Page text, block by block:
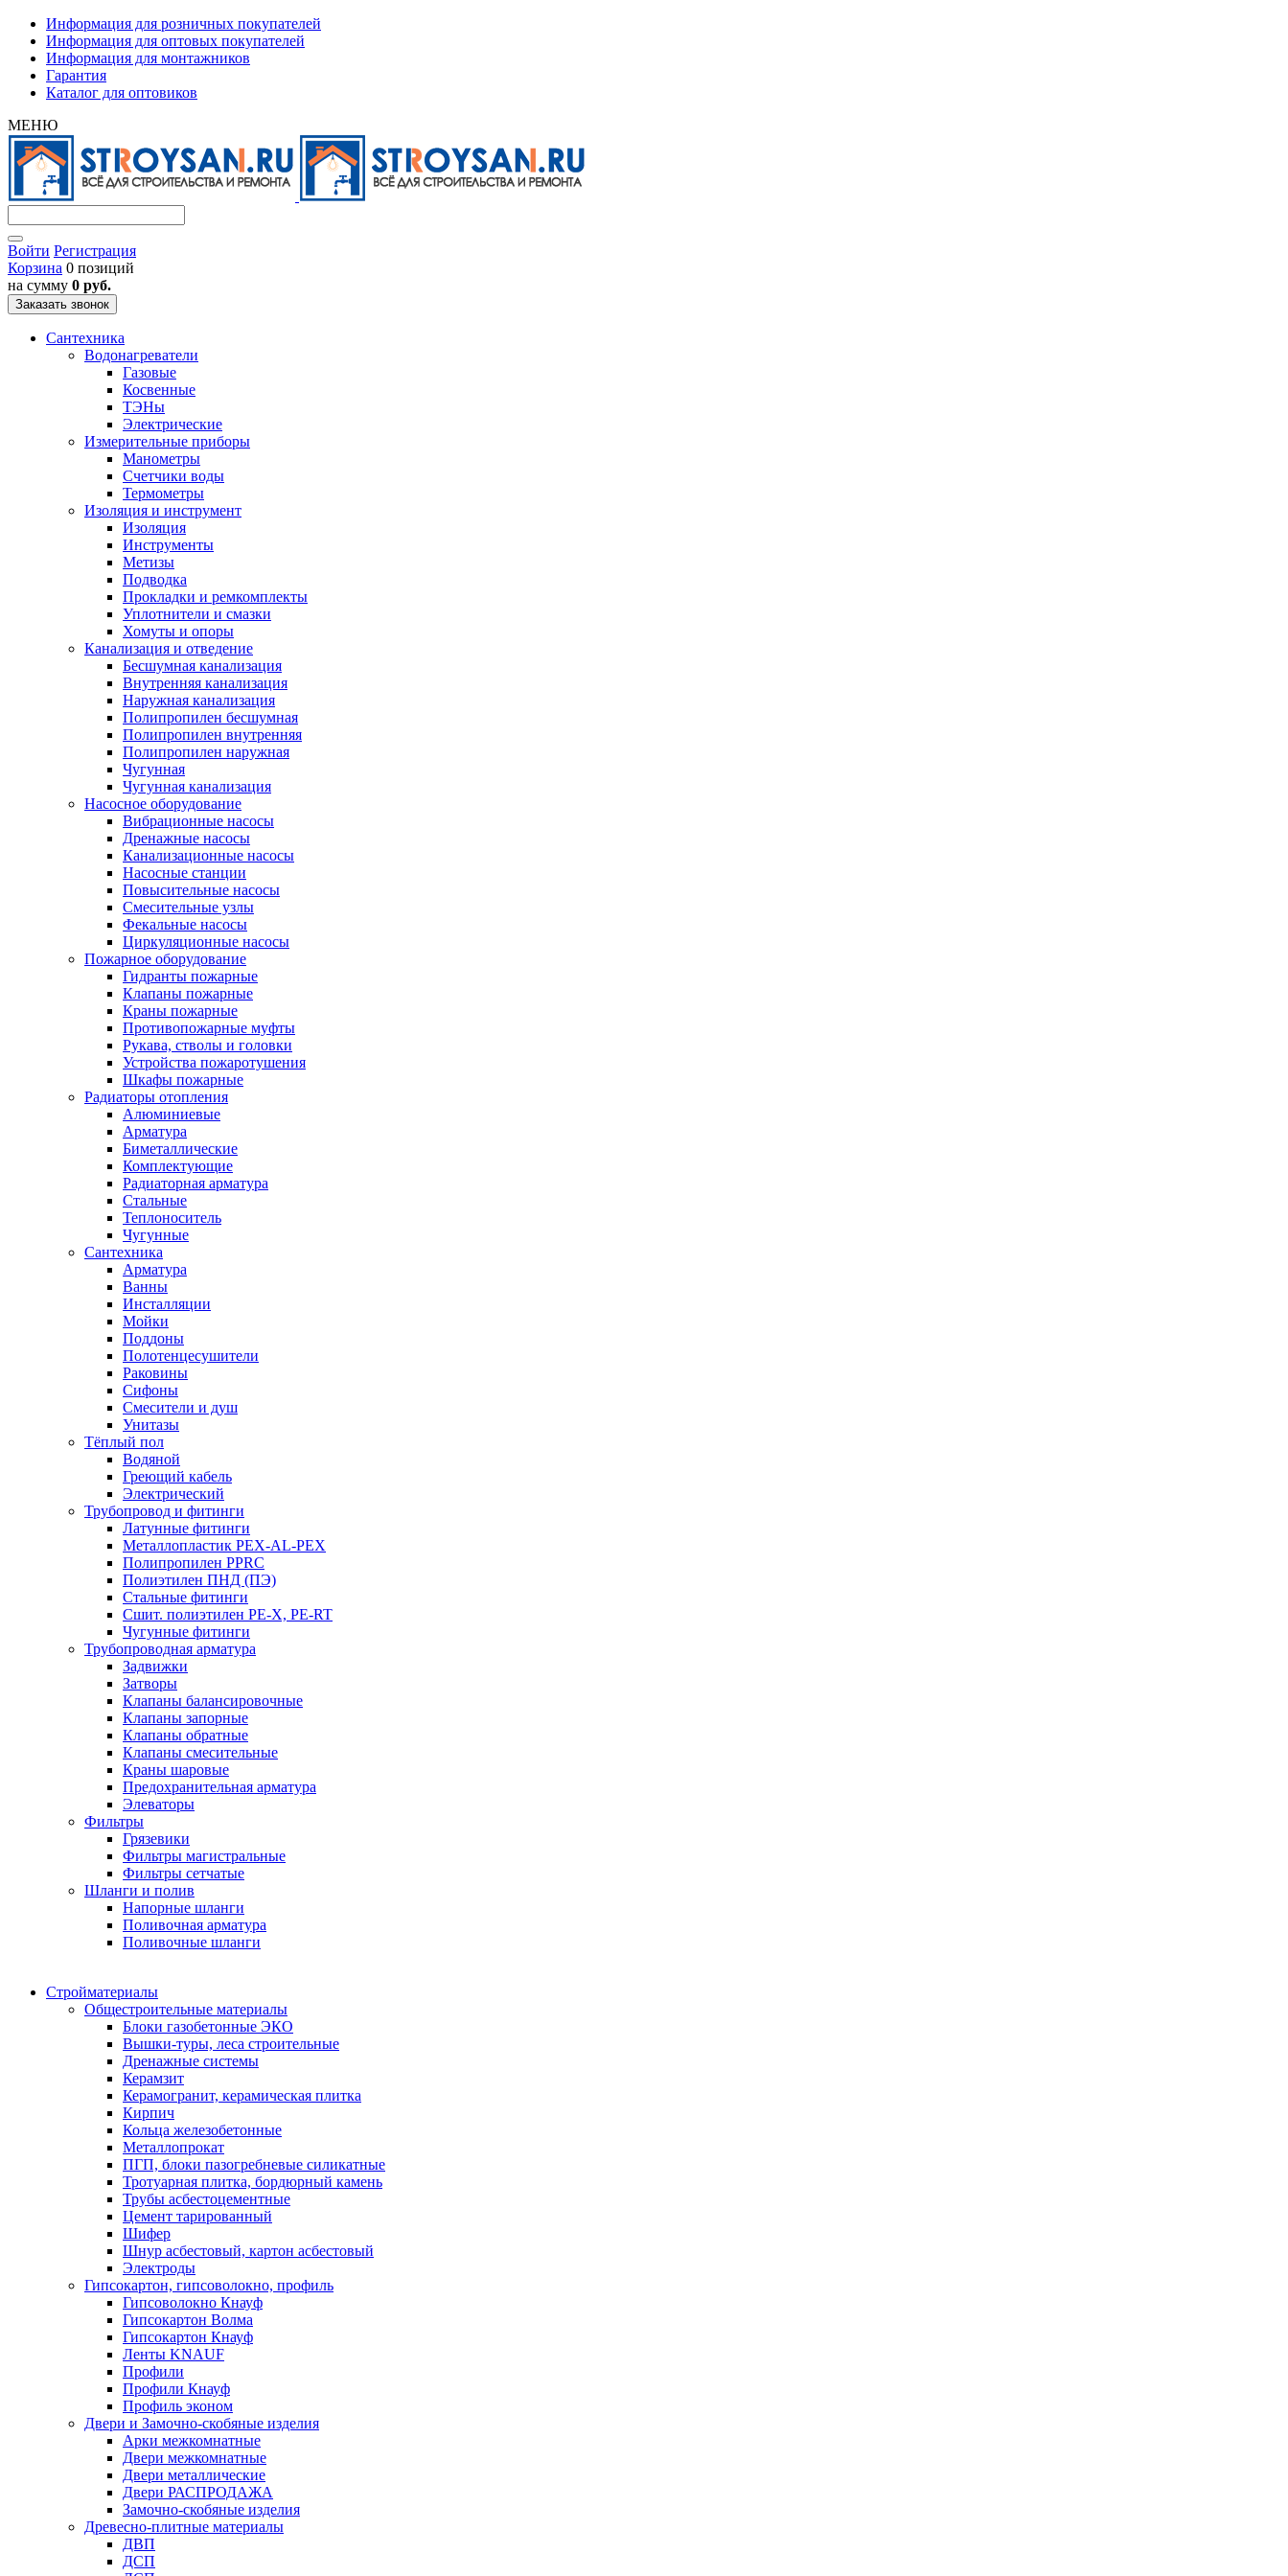
Информация для розничных покупателей
Информация для оптовых покупателей
Информация для монтажников
Гарантия
Каталог для оптовиков
МЕНЮ
Войти Регистрация
Корзина 0 позиций
на сумму 0 руб.
Заказать звонок
Сантехника
Водонагреватели
Газовые
Косвенные
ТЭНы
Электрические
Измерительные приборы
Манометры
Счетчики воды
Термометры
Изоляция и инструмент
Изоляция
Инструменты
Метизы
Подводка
Прокладки и ремкомплекты
Уплотнители и смазки
Хомуты и опоры
Канализация и отведение
Бесшумная канализация
Внутренняя канализация
Наружная канализация
Полипропилен бесшумная
Полипропилен внутренняя
Полипропилен наружная
Чугунная
Чугунная канализация
Насосное оборудование
Вибрационные насосы
Дренажные насосы
Канализационные насосы
Насосные станции
Повысительные насосы
Смесительные узлы
Фекальные насосы
Циркуляционные насосы
Пожарное оборудование
Гидранты пожарные
Клапаны пожарные
Краны пожарные
Противопожарные муфты
Рукава, стволы и головки
Устройства пожаротушения
Шкафы пожарные
Радиаторы отопления
Алюминиевые
Арматура
Биметаллические
Комплектующие
Радиаторная арматура
Стальные
Теплоноситель
Чугунные
Сантехника
Арматура
Ванны
Инсталляции
Мойки
Поддоны
Полотенцесушители
Раковины
Сифоны
Смесители и душ
Унитазы
Тёплый пол
Водяной
Греющий кабель
Электрический
Трубопровод и фитинги
Латунные фитинги
Металлопластик PEX-AL-PEX
Полипропилен PPRC
Полиэтилен ПНД (ПЭ)
Стальные фитинги
Сшит. полиэтилен PE-X, PE-RT
Чугунные фитинги
Трубопроводная арматура
Задвижки
Затворы
Клапаны балансировочные
Клапаны запорные
Клапаны обратные
Клапаны смесительные
Краны шаровые
Предохранительная арматура
Элеваторы
Фильтры
Грязевики
Фильтры магистральные
Фильтры сетчатые
Шланги и полив
Напорные шланги
Поливочная арматура
Поливочные шланги
Стройматериалы
Oбщестроительные материалы
Блоки газобетонные ЭКО
Вышки-туры, леса строительные
Дренажные системы
Керамзит
Керамогранит, керамическая плитка
Кирпич
Кольца железобетонные
Металлопрокат
ПГП, блоки пазогребневые силикатные
Тротуарная плитка, бордюрный камень
Трубы асбестоцементные
Цемент тарированный
Шифер
Шнур асбестовый, картон асбестовый
Электроды
Гипсокартон, гипсоволокно, профиль
Гипсоволокно Кнауф
Гипсокартон Волма
Гипсокартон Кнауф
Ленты KNAUF
Профили
Профили Кнауф
Профиль эконом
Двери и Замочно-скобяные изделия
Арки межкомнатные
Двери межкомнатные
Двери металлические
Двери РАСПРОДАЖА
Замочно-скобяные изделия
Древесно-плитные материалы
ДВП
ДСП